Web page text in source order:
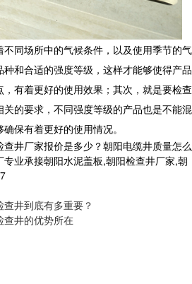
不同场所中的气候条件，以及使用季节的气
和合适的强度等级，这样才能够使得产品
有着更好的使用效果；其次，就是要检查
的要求，不同强度等级的产品也是不能混
保有着更好的使用情况。
井厂家报价是多少？朝阳电缆井质量怎么
业承接朝阳水泥盖板,朝阳检查井厂家,朝
井到底有多重要？
查井的优势所在